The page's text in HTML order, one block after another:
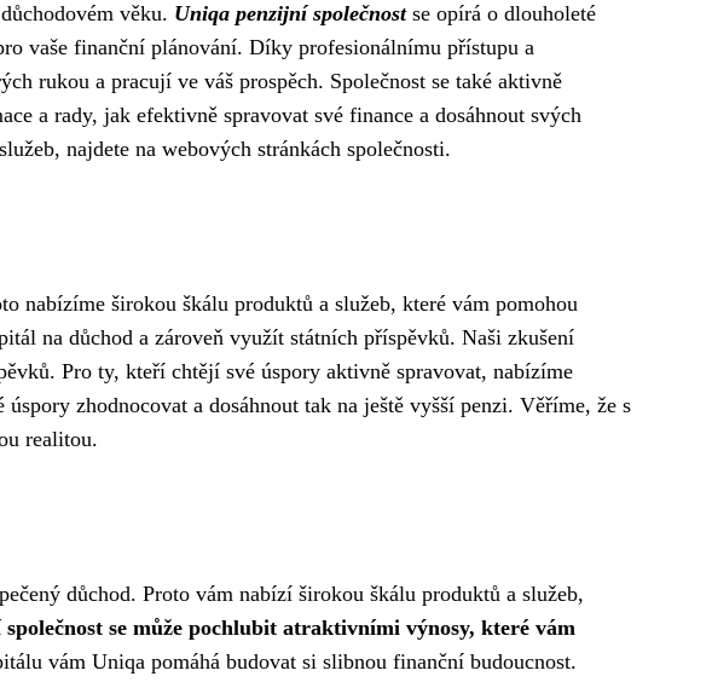
věku. Uniqa penzijní společnostse opírá o dlouholeté
vaše finanční plánování. Díky profesionálnímu přístupu a
rukou a pracují ve váš prospěch. Společnost se také aktivně
a rady, jak efektivně spravovat své finance a dosáhnout svých
najdete na webových stránkách společnosti.
nabízíme širokou škálu produktů a služeb, které vám pomohou
na důchod a zároveň využít státních příspěvků. Naši zkušení
Pro ty, kteří chtějí své úspory aktivně spravovat, nabízíme
zhodnocovat a dosáhnout tak na ještě vyšší penzi. Věříme, že s
realitou.
důchod. Proto vám nabízí širokou škálu produktů a služeb,
se může pochlubit atraktivními výnosy, které vám
vám Uniqa pomáhá budovat si slibnou finanční budoucnost.